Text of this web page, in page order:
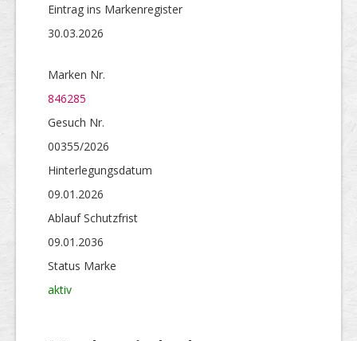
Eintrag ins Markenregister
30.03.2026
Marken Nr.
846285
Gesuch Nr.
00355/2026
Hinterlegungs­datum
09.01.2026
Ablauf Schutzfrist
09.01.2036
Status Marke
aktiv